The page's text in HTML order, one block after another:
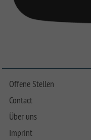
Offene Stellen
Contact
Über uns
Imprint